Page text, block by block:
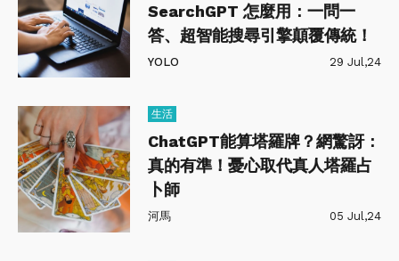
SearchGPT 怎麼用：一問一
答、超智能搜尋引擎顛覆傳統！
YOLO 29 Jul,24
生活
ChatGPT能算塔羅牌？網驚訝：
真的有準！憂心取代真人塔羅占
卜師
河馬 05 Jul,24